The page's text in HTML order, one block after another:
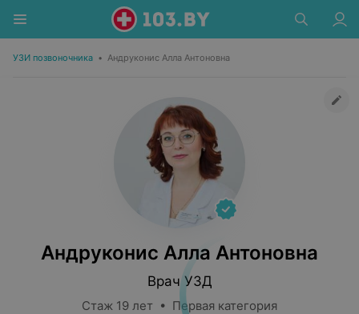
УЗИ позвоночника • Андруконис Алла Антоновна
Андруконис Алла Антоновна
Врач УЗД
Стаж 19 лет • Первая категория